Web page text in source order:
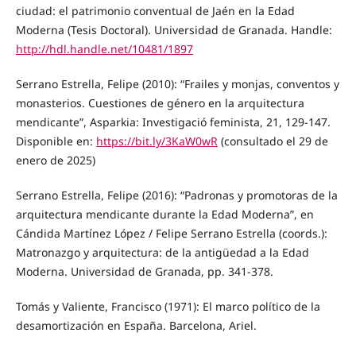
ciudad: el patrimonio conventual de Jaén en la Edad
Moderna (Tesis Doctoral). Universidad de Granada. Handle:
http://hdl.handle.net/10481/1897
Serrano Estrella, Felipe (2010): “Frailes y monjas, conventos y
monasterios. Cuestiones de género en la arquitectura
mendicante”, Asparkia: Investigació feminista, 21, 129-147.
Disponible en: https://bit.ly/3KaW0wR(consultado el 29 de
enero de 2025)
Serrano Estrella, Felipe (2016): “Padronas y promotoras de la
arquitectura mendicante durante la Edad Moderna”, en
Cándida Martínez López / Felipe Serrano Estrella (coords.):
Matronazgo y arquitectura: de la antigüedad a la Edad
Moderna. Universidad de Granada, pp. 341-378.
Tomás y Valiente, Francisco (1971): El marco político de la
desamortización en España. Barcelona, Ariel.